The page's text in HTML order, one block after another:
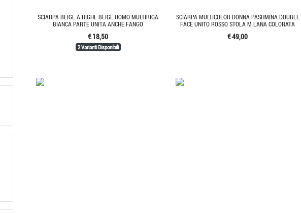
SCIARPA BEIGE A RIGHE BEIGE UOMO MULTIRIGA
BIANCA PARTE UNITA ANCHE FANGO
€ 18,50
2 Varianti Disponibili
SCIARPA MULTICOLOR DONNA PASHMINA DOUBLE
FACE UNITO ROSSO STOLA M LANA COLORATA
€ 49,00